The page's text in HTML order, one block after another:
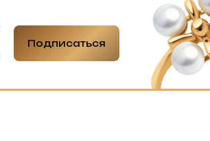
Подписаться